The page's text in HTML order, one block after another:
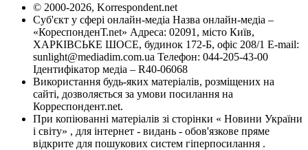
© 2000-2026, Korrespondent.net
Суб'єкт у сфері онлайн-медіа Назва онлайн-медіа –
«КореспонденТ.net» Адреса: 02091, місто Київ,
ХАРКІВСЬКЕ ШОСЕ, будинок 172-Б, офіс 208/1 E-mail:
sunlight@mediadim.com.ua Телефон: 044-205-43-00
Ідентифікатор медіа – R40-06068
Використання будь-яких матеріалів, розміщених на
сайті, дозволяється за умови посилання на
Корреспондент.net.
При копіюванні матеріалів зі сторінки « Новини України
і світу» , для інтернет - видань - обов'язкове пряме
відкрите для пошукових систем гіперпосилання .